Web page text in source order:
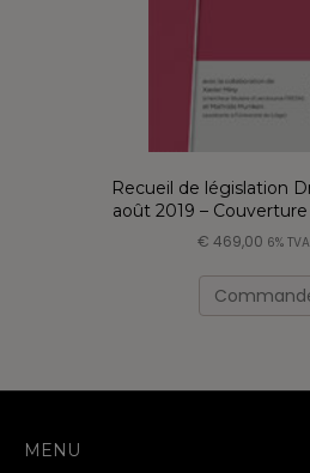
Recueil de législation
août 2019 –
€ 469,00 6%
MENU